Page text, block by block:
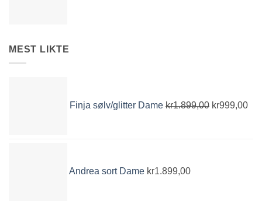
MEST LIKTE
Finja sølv/glitter Dame kr1.899,00 var:
kr999,00er:
Andrea sort Dame kr1.899,00